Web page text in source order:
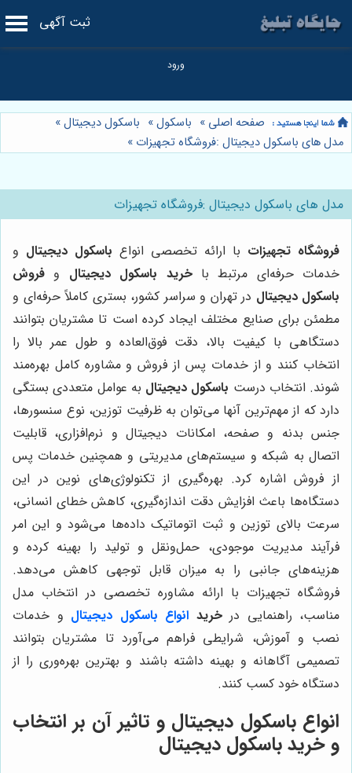
ثبت آگهی
صفحه اصلی » باسکول» باسکول دیجیتال»
مدل های باسکول دیجیتال :فروشگاه تجهیزات »
مدل های باسکول دیجیتال :فروشگاه تجهیزات
فروشگاه تجهیزات با ارائه تخصصی انواع باسکول دیجیتال و
خدمات حرفه‌ای مرتبط با خرید باسکول دیجیتال و فروش
باسکول دیجیتال در تهران و سراسر کشور، بستری کاملاً حرفه‌ای و
مطمئن برای صنایع مختلف ایجاد کرده است تا مشتریان بتوانند
دستگاهی با کیفیت بالا، دقت فوق‌العاده و طول عمر بالا را
انتخاب کنند و از خدمات پس از فروش و مشاوره کامل بهره‌مند
شوند. انتخاب درست باسکول دیجیتال به عوامل متعددی بستگی
دارد که از مهم‌ترین آنها می‌توان به ظرفیت توزین، نوع سنسورها،
جنس بدنه و صفحه، امکانات دیجیتال و نرم‌افزاری، قابلیت
اتصال به شبکه و سیستم‌های مدیریتی و همچنین خدمات پس
از فروش اشاره کرد. بهره‌گیری از تکنولوژی‌های نوین در این
دستگاه‌ها باعث افزایش دقت اندازه‌گیری، کاهش خطای انسانی،
سرعت بالای توزین و ثبت اتوماتیک داده‌ها می‌شود و این امر
فرآیند مدیریت موجودی، حمل‌ونقل و تولید را بهینه کرده و
هزینه‌های جانبی را به میزان قابل توجهی کاهش می‌دهد.
فروشگاه تجهیزات با ارائه مشاوره تخصصی در انتخاب مدل
مناسب، راهنمایی در خرید انواع باسکول دیجیتال و خدمات
نصب و آموزش، شرایطی فراهم می‌آورد تا مشتریان بتوانند
تصمیمی آگاهانه و بهینه داشته باشند و بهترین بهره‌وری را از
دستگاه خود کسب کنند.
انواع باسکول دیجیتال و تاثیر آن بر انتخاب
و خرید باسکول دیجیتال